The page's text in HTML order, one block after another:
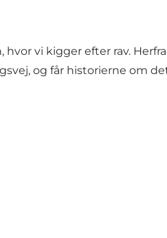
vi kigger efter rav.
og får historierne om